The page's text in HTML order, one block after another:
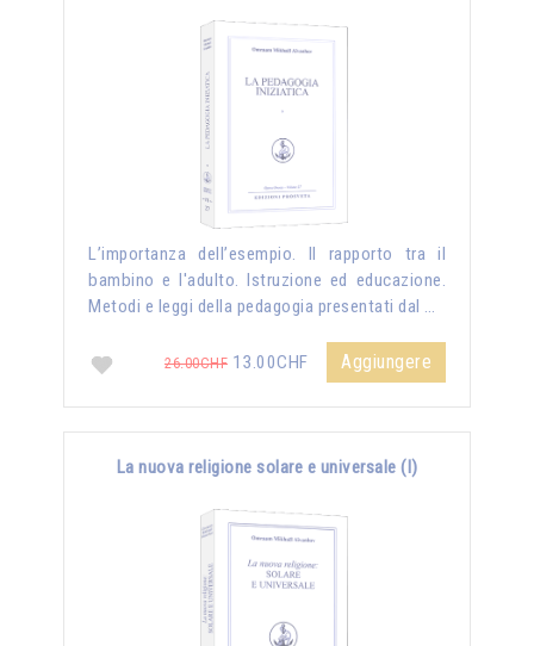
L’importanza dell’esempio. Il rapporto tra il
bambino e l'adulto. Istruzione ed educazione.
Metodi e leggi della pedagogia presentati dal …
26.00CHF 13.00CHF Aggiungere
La nuova religione solare e universale (I)